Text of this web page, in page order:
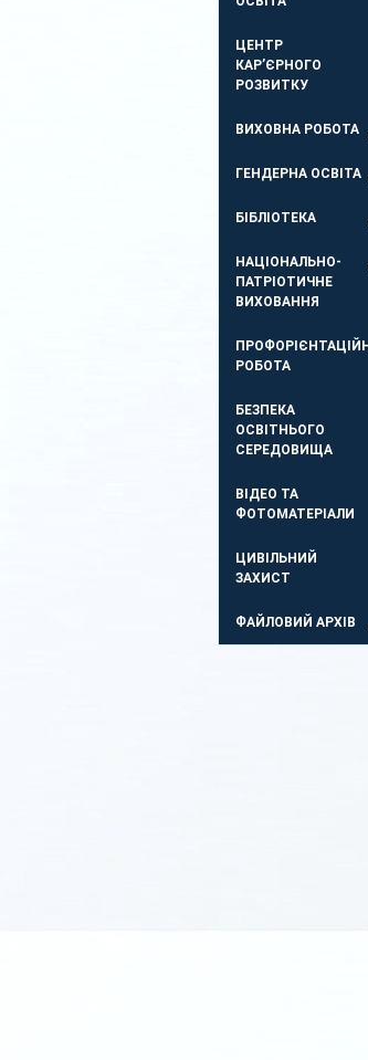
ЦЕНТР
КАР’ЄРНОГО
РОЗВИТКУ
ВИХОВНА РОБОТА
ГЕНДЕРНА ОСВІТА
БІБЛІОТЕКА
НАЦІОНАЛЬНО-
ПАТРІОТИЧНЕ
ВИХОВАННЯ
РОБОТА
БЕЗПЕКА
ОСВIТНЬОГО
СЕРЕДОВИЩА
ВІДЕО ТА
ФОТОМАТЕРІАЛИ
ЦИВІЛЬНИЙ
ЗАХИСТ
ФАЙЛОВИЙ АРХІВ